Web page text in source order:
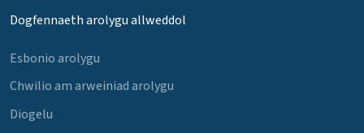
Dogfennaeth arolygu allweddol
Esbonio arolygu
Chwilio am arweiniad arolygu
Diogelu